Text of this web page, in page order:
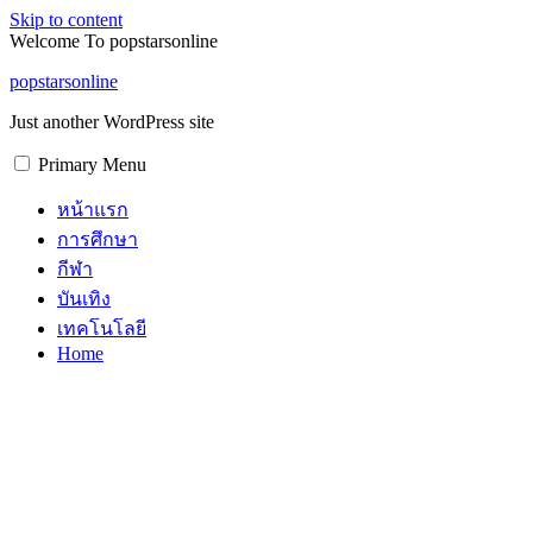
Skip to content
Welcome To popstarsonline
popstarsonline
Just another WordPress site
Primary Menu
หน้าแรก
การศึกษา
กีฬา
บันเทิง
เทคโนโลยี
Home